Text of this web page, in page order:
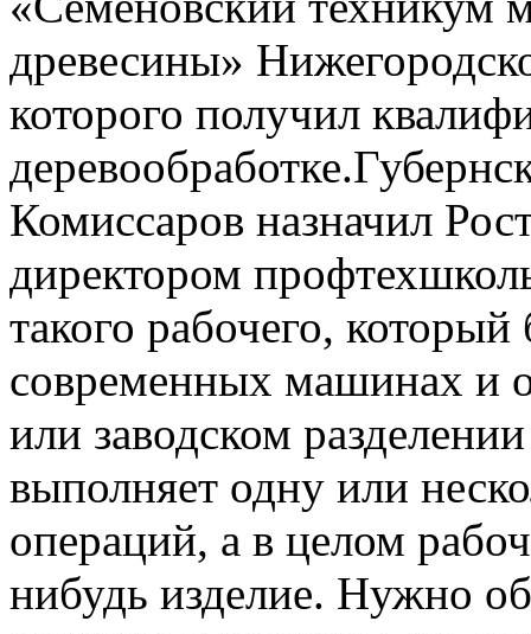
древесины»
которого получил
Комиссаров назначил
директором
такого рабочего,
современных машинах и
или заводском
выполняет одну или
операций, а в целом
нибудь изделие. Нужно